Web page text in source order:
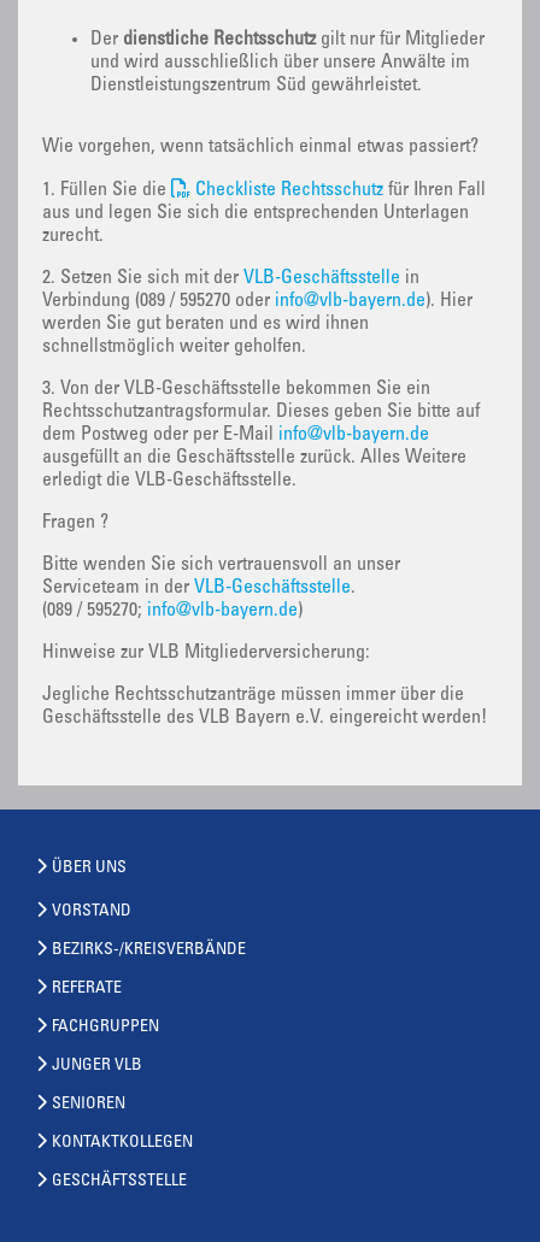
Der dienstliche Rechtsschutzgilt nur für Mitglieder
und wird ausschließlich über unsere Anwälte im
Dienstleistungszentrum Süd gewährleistet.
Wie vorgehen, wenn tatsächlich einmal etwas passiert?
1. Füllen Sie die Checkliste Rechtsschutz für Ihren Fall
aus und legen Sie sich die entsprechenden Unterlagen
zurecht.
2. Setzen Sie sich mit der VLB-Geschäftsstelle in
Verbindung (089 / 595270 oder info@vlb-bayern.de). Hier
werden Sie gut beraten und es wird ihnen
schnellstmöglich weiter geholfen.
3. Von der VLB-Geschäftsstelle bekommen Sie ein
Rechtsschutzantragsformular. Dieses geben Sie bitte auf
dem Postweg oder per E-Mail info@vlb-bayern.de
ausgefüllt an die Geschäftsstelle zurück. Alles Weitere
erledigt die VLB-Geschäftsstelle.
Fragen ?
Bitte wenden Sie sich vertrauensvoll an unser
Serviceteam in der VLB-Geschäftsstelle.
(089 / 595270; info@vlb-bayern.de)
Hinweise zur VLB Mitgliederversicherung:
Jegliche Rechtsschutzanträge müssen immer über die
Geschäftsstelle des VLB Bayern e.V. eingereicht werden!
ÜBER UNS
VORSTAND
BEZIRKS-/KREISVERBÄNDE
REFERATE
FACHGRUPPEN
JUNGER VLB
SENIOREN
KONTAKTKOLLEGEN
GESCHÄFTSSTELLE